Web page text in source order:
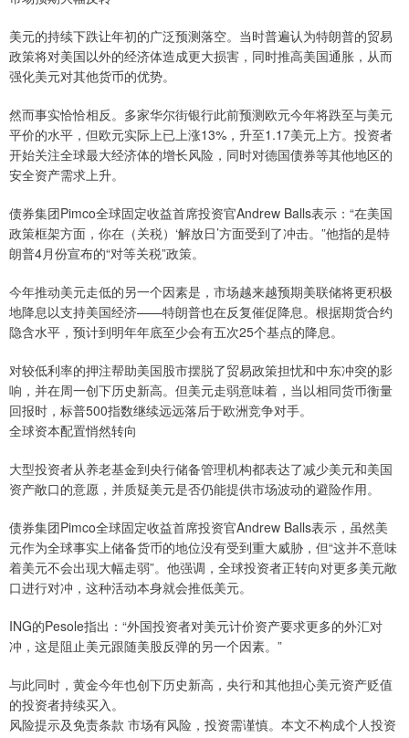
美元的持续下跌让年初的广泛预测落空。当时普遍认为特朗普的贸易
政策将对美国以外的经济体造成更大损害，同时推高美国通胀，从而
强化美元对其他货币的优势。
然而事实恰恰相反。多家华尔街银行此前预测欧元今年将跌至与美元
平价的水平，但欧元实际上已上涨13%，升至1.17美元上方。投资者
开始关注全球最大经济体的增长风险，同时对德国债券等其他地区的
安全资产需求上升。
债券集团Pimco全球固定收益首席投资官Andrew Balls表示：“在美国
政策框架方面，你在（关税）‘解放日’方面受到了冲击。”他指的是特
朗普4月份宣布的“对等关税”政策。
今年推动美元走低的另一个因素是，市场越来越预期美联储将更积极
地降息以支持美国经济——特朗普也在反复催促降息。根据期货合约
隐含水平，预计到明年年底至少会有五次25个基点的降息。
对较低利率的押注帮助美国股市摆脱了贸易政策担忧和中东冲突的影
响，并在周一创下历史新高。但美元走弱意味着，当以相同货币衡量
回报时，标普500指数继续远远落后于欧洲竞争对手。
全球资本配置悄然转向
大型投资者从养老基金到央行储备管理机构都表达了减少美元和美国
资产敞口的意愿，并质疑美元是否仍能提供市场波动的避险作用。
债券集团Pimco全球固定收益首席投资官Andrew Balls表示，虽然美
元作为全球事实上储备货币的地位没有受到重大威胁，但“这并不意味
着美元不会出现大幅走弱”。他强调，全球投资者正转向对更多美元敞
口进行对冲，这种活动本身就会推低美元。
ING的Pesole指出：“外国投资者对美元计价资产要求更多的外汇对
冲，这是阻止美元跟随美股反弹的另一个因素。”
与此同时，黄金今年也创下历史新高，央行和其他担心美元资产贬值
的投资者持续买入。
风险提示及免责条款 市场有风险，投资需谨慎。本文不构成个人投资